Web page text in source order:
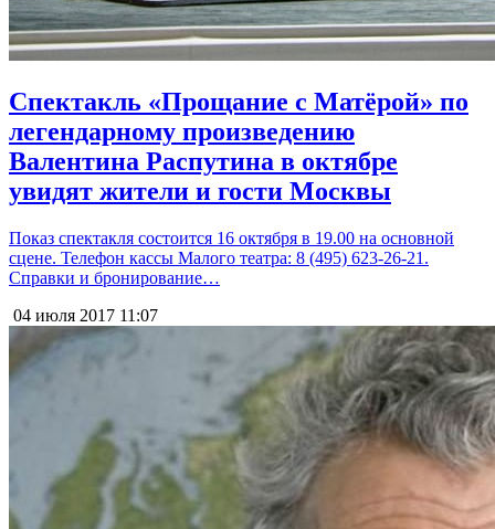
Спектакль «Прощание с Матёрой» по
легендарному произведению
Валентина Распутина в октябре
увидят жители и гости Москвы
Показ спектакля состоится 16 октября в 19.00 на основной
сцене. Телефон кассы Малого театра: 8 (495) 623-26-21.
Справки и бронирование…
04 июля 2017 11:07